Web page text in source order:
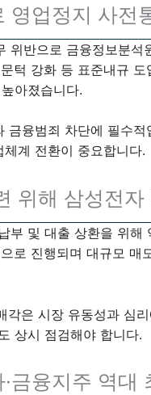
영업정지 사전
위반으로 금융정보분
턱 강화 등 표준내규
아졌습니다.
융범죄 차단에 필수
계 전환이 중요합니다.
위해 삼성전
부 및 대출 상환을 위
로 진행되며 대규모 매
각은 시장 유동성과 심
상시 점검해야 합니다.
금융지주 역대